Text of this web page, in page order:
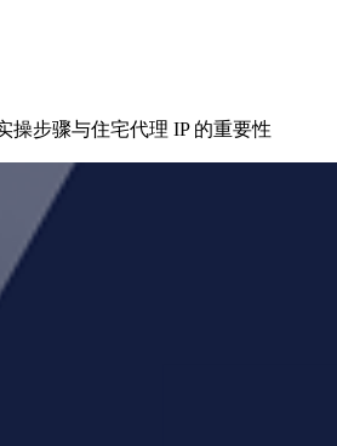
操步骤与住宅代理 IP 的重要性